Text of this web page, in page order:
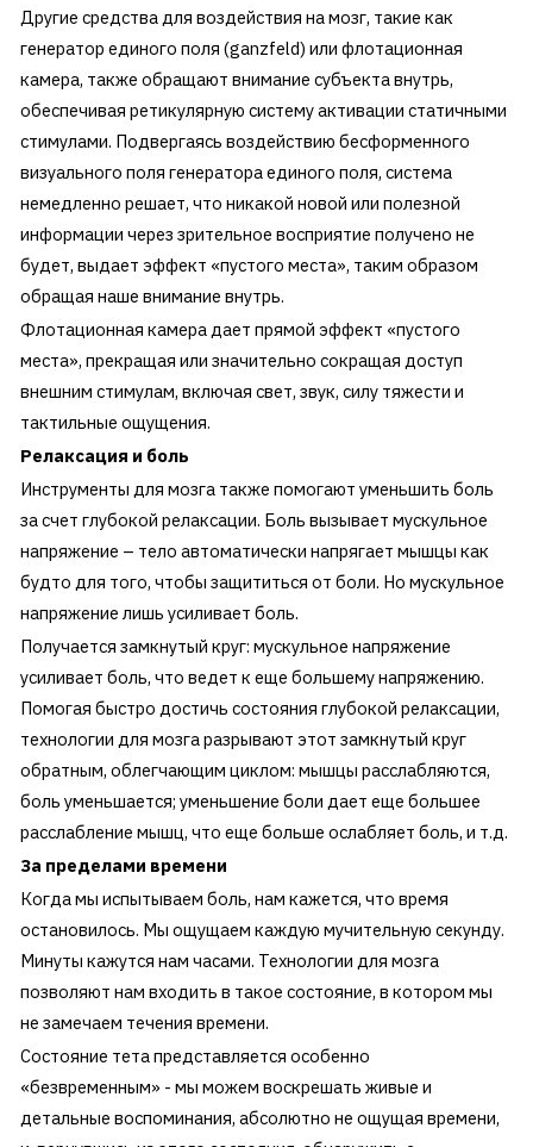
Другие средства для воздействия на мозг, такие как
генератор единого поля (ganzfeld) или флотационная
камера, также обращают внимание субъекта внутрь,
обеспечивая ретикулярную систему активации статичными
стимулами. Подвергаясь воздействию бесформенного
визуального поля генератора единого поля, система
немедленно решает, что никакой новой или полезной
информации через зрительное восприятие получено не
будет, выдает эффект «пустого места», таким образом
обращая наше внимание внутрь.
Флотационная камера дает прямой эффект «пустого
места», прекращая или значительно сокращая доступ
внешним стимулам, включая свет, звук, силу тяжести и
тактильные ощущения.
Релаксация и боль
Инструменты для мозга также помогают уменьшить боль
за счет глубокой релаксации. Боль вызывает мускульное
напряжение – тело автоматически напрягает мышцы как
будто для того, чтобы защититься от боли. Но мускульное
напряжение лишь усиливает боль.
Получается замкнутый круг: мускульное напряжение
усиливает боль, что ведет к еще большему напряжению.
Помогая быстро достичь состояния глубокой релаксации,
технологии для мозга разрывают этот замкнутый круг
обратным, облегчающим циклом: мышцы расслабляются,
боль уменьшается; уменьшение боли дает еще большее
расслабление мышц, что еще больше ослабляет боль, и т.д.
За пределами времени
Когда мы испытываем боль, нам кажется, что время
остановилось. Мы ощущаем каждую мучительную секунду.
Минуты кажутся нам часами. Технологии для мозга
позволяют нам входить в такое состояние, в котором мы
не замечаем течения времени.
Состояние тета представляется особенно
«безвременным» - мы можем воскрешать живые и
детальные воспоминания, абсолютно не ощущая времени,